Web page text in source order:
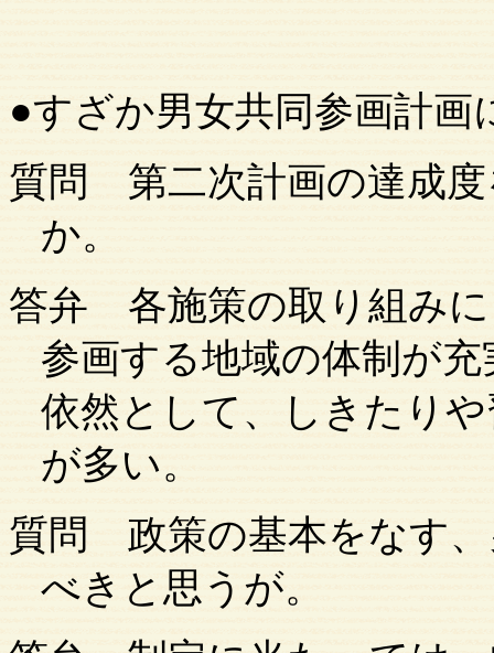
●すざか男女共同参画計画
質問
第二次計画の達成
か。
答弁 各施策の取り組み
参画する地域の体制が
依然として、しきたり
が多い。
質問
政策の基本をなす、
べきと思うが。